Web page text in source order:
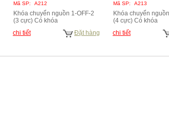
Mã SP: A212
Khóa chuyển nguồn 1-OFF-2
(3 cực) Có khóa
chi tiết
Đặt hàng
Mã SP: A213
Khóa chuyển
(4 cực) Có khóa
chi tiết